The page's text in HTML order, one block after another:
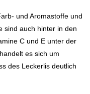
und Aromastoffe und
sind auch hinter in den
C und E unter der
es sich um
des Leckerlis deutlich